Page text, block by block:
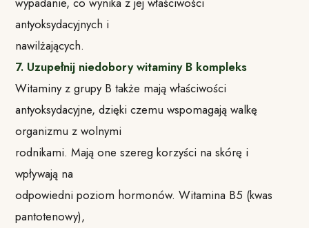
antyoksydacyjnych i
nawilżających.
7. Uzupełnij niedobory witaminy B kompleks
Witaminy z grupy B także mają właściwości
antyoksydacyjne, dzięki czemu wspomagają walkę
organizmu z wolnymi
rodnikami. Mają one szereg korzyści na skórę i
wpływają na
odpowiedni poziom hormonów. Witamina B5 (kwas
pantotenowy),